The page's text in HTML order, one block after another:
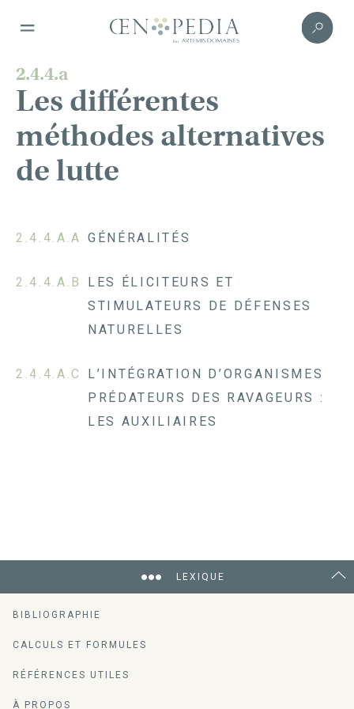
2.4.4.a
Les différentes
méthodes alternatives
de lutte
2.4.4.A.A GÉNÉRALITÉS
2.4.4.A.B
LES ÉLICITEURS ET
STIMULATEURS DE DÉFENSES
NATURELLES
2.4.4.A.C
L’INTÉGRATION D’ORGANISMES
PRÉDATEURS DES RAVAGEURS :
LES AUXILIAIRES
LEXIQUE
BIBLIOGRAPHIE
CALCULS ET FORMULES
RÉFÉRENCES UTILES
À PROPOS